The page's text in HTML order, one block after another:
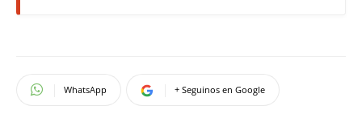
WhatsApp + Seguinos en Google